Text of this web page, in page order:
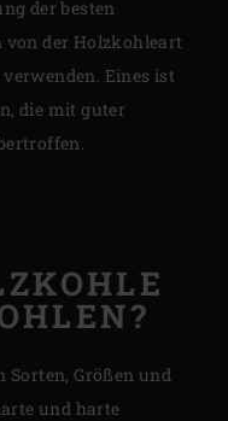
der besten
von der Holzkohleart
Eines ist
die mit guter
Sorten, Größen und
und harte